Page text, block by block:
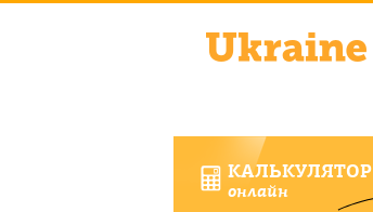
КАЛЬКУЛЯТОР
онлайн